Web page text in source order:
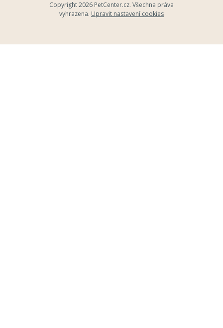
Copyright 2026 PetCenter.cz. Všechna práva
vyhrazena. Upravit nastavení cookies